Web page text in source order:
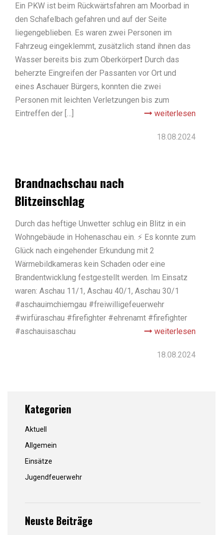
Ein PKW ist beim Rückwärtsfahren am Moorbad in
den Schafelbach gefahren und auf der Seite
liegengeblieben. Es waren zwei Personen im
Fahrzeug eingeklemmt, zusätzlich stand ihnen das
Wasser bereits bis zum Oberkörper❗️ Durch das
beherzte Eingreifen der Passanten vor Ort und
eines Aschauer Bürgers, konnten die zwei
Personen mit leichten Verletzungen bis zum
Eintreffen der […]
weiterlesen
18.08.2024
Brandnachschau nach
Blitzeinschlag
Durch das heftige Unwetter schlug ein Blitz in ein
Wohngebäude in Hohenaschau ein. ⚡️ Es konnte zum
Glück nach eingehender Erkundung mit 2
Wärmebildkameras kein Schaden oder eine
Brandentwicklung festgestellt werden. Im Einsatz
waren: Aschau 11/1, Aschau 40/1, Aschau 30/1
#aschauimchiemgau #freiwilligefeuerwehr
#wirfüraschau #firefighter #ehrenamt #firefighter
#aschauisaschau
weiterlesen
18.08.2024
Kategorien
Aktuell
Allgemein
Einsätze
Jugendfeuerwehr
Neuste Beiträge